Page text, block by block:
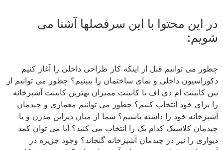
در این محتوا با این سرفصلها آشنا می
شویم:
چطور می توانیم قبل از اینکه کار طراحی داخلی را آغاز کنیم
دکوراسیون داخلی و نمای ساختمان را ببینیم؟ چطور می توانیم از
بین کابینت ام دی اف یا کابینت ممبران بهترین کابینت آشپزخانه
را برای خود انتخاب کنیم؟ چطور می توانیم معماری و چیدمان
آشپزخانه خود را داشته باشیم؟ شما از میان دیزاین مدرن و یا
چیدمان کلاسیک کدام یک را انتخاب می کنید؟ آیا می توان کمد
دیواری را نیز در چیدمان آشپزخانه گنجاند؟ وجود جزیره در